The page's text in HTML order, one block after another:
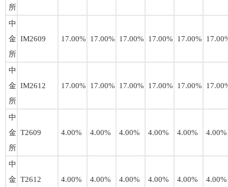
所
中
金
所
IM2609 17.00% 17.00% 17.00% 17.00% 17.00%
中
金
所
IM2612 17.00% 17.00% 17.00% 17.00% 17.00%
中
金
所
T2609 4.00% 4.00% 4.00% 4.00% 4.00% 4.00%
中
金 T2612 4.00% 4.00% 4.00% 4.00% 4.00% 4.00%